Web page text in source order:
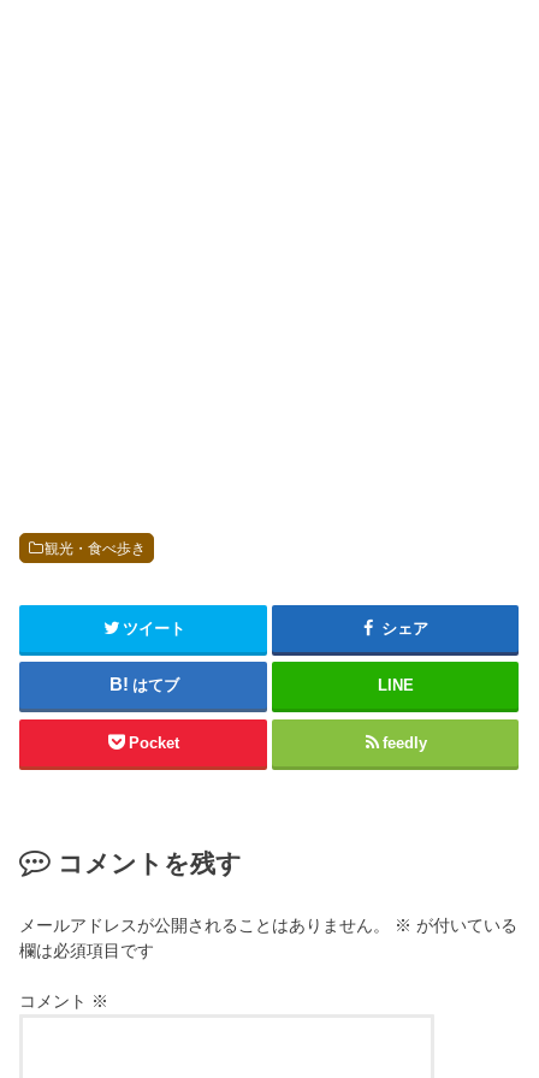
観光・食べ歩き
ツイート シェア
はてブ LINE
Pocket feedly
コメントを残す
メールアドレスが公開されることはありません。 ※ が付いている
欄は必須項目です
コメント ※